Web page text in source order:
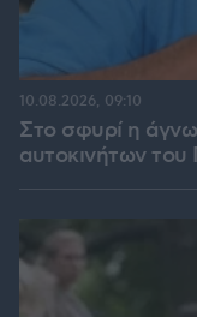
Στο σφυρί η
αυτοκινήτων του
10.08.2026, 09:10